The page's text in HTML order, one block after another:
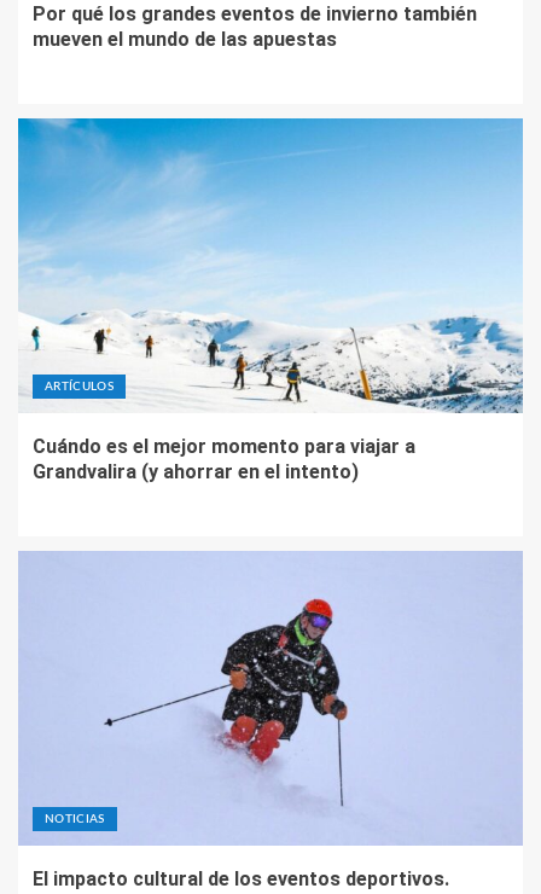
Por qué los grandes eventos de invierno también
mueven el mundo de las apuestas
ARTÍCULOS
Cuándo es el mejor momento para viajar a
Grandvalira (y ahorrar en el intento)
NOTICIAS
El impacto cultural de los eventos deportivos.